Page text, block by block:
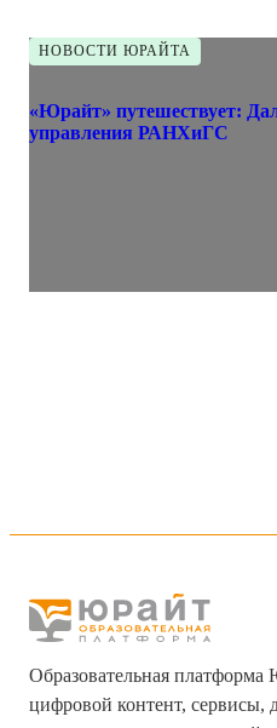
НОВОСТИ ЮРАЙТА
«Юрайт» путешествует:
управления РАНХиГС
Образовательная платформа
цифровой контент, сервисы,